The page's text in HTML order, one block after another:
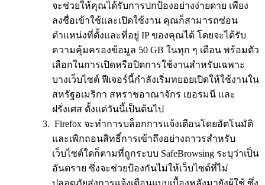
จะช่วยให้คุณได้รับการปกป้องอย่างง่ายดาย เพียง
ลงชื่อเข้าใช้และเปิดใช้งาน คุณก็สามารถซ่อน
ตำแหน่งที่ตั้งและที่อยู่ IP ของคุณได้ โดยจะได้รับ
ความคุ้มครองข้อมูล 50 GB ในทุก ๆ เดือน พร้อมตัว
เลือกในการเปิดหรือปิดการใช้งานสำหรับเฉพาะ
บางเว็บไซต์ ฟีเจอร์นี้กำลังเริ่มทยอยเปิดให้ใช้งานใน
สหรัฐอเมริกา สหราชอาณาจักร เยอรมนี และ
ฝรั่งเศส ตั้งแต่วันนี้เป็นต้นไป
Firefox จะทำการบล็อกการแจ้งเตือนโดยอัตโนมัติ
และเพิกถอนสิทธิ์การเข้าถึงอย่างถาวรสำหรับ
เว็บไซต์ใดก็ตามที่ถูกระบบ SafeBrowsing ระบุว่าเป็น
อันตราย ซึ่งจะช่วยป้องกันไม่ให้เว็บไซต์ที่ไม่